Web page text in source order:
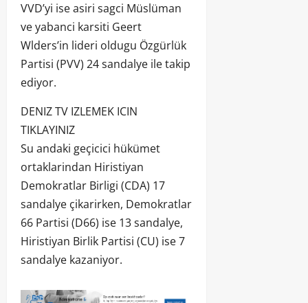
VVD’yi ise asiri sagci Müslüman
ve yabanci karsiti Geert
Wlders’in lideri oldugu Özgürlük
Partisi (PVV) 24 sandalye ile takip
ediyor.
DENIZ TV IZLEMEK ICIN
TIKLAYINIZ
Su andaki geçicici hükümet
ortaklarindan Hiristiyan
Demokratlar Birligi (CDA) 17
sandalye çikarirken, Demokratlar
66 Partisi (D66) ise 13 sandalye,
Hiristiyan Birlik Partisi (CU) ise 7
sandalye kazaniyor.